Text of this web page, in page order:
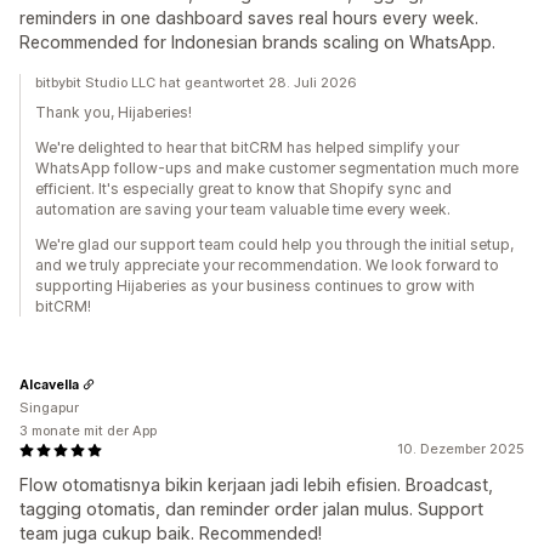
reminders in one dashboard saves real hours every week.
Recommended for Indonesian brands scaling on WhatsApp.
bitbybit Studio LLC hat geantwortet 28. Juli 2026
Thank you, Hijaberies!
We're delighted to hear that bitCRM has helped simplify your
WhatsApp follow-ups and make customer segmentation much more
efficient. It's especially great to know that Shopify sync and
automation are saving your team valuable time every week.
We're glad our support team could help you through the initial setup,
and we truly appreciate your recommendation. We look forward to
supporting Hijaberies as your business continues to grow with
bitCRM!
10. Dezember 2025
Flow otomatisnya bikin kerjaan jadi lebih efisien. Broadcast,
tagging otomatis, dan reminder order jalan mulus. Support
team juga cukup baik. Recommended!
Alcavella
Singapur
3 monate mit der App